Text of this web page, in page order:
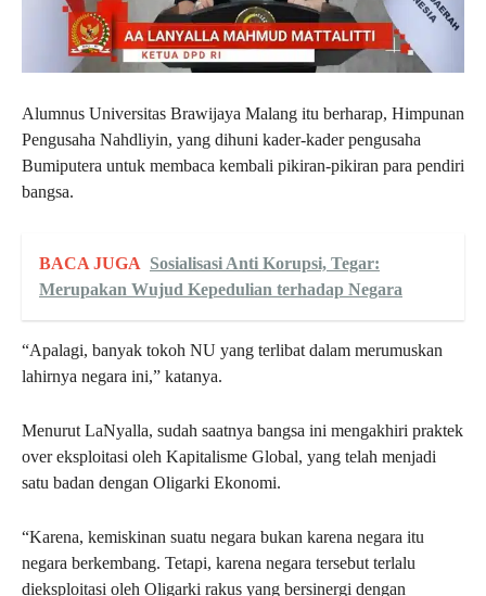
Alumnus Universitas Brawijaya Malang itu berharap, Himpunan
Pengusaha Nahdliyin, yang dihuni kader-kader pengusaha
Bumiputera untuk membaca kembali pikiran-pikiran para pendiri
bangsa.
BACA JUGA Sosialisasi Anti Korupsi, Tegar:
Merupakan Wujud Kepedulian terhadap Negara
“Apalagi, banyak tokoh NU yang terlibat dalam merumuskan
lahirnya negara ini,” katanya.
Menurut LaNyalla, sudah saatnya bangsa ini mengakhiri praktek
over eksploitasi oleh Kapitalisme Global, yang telah menjadi
satu badan dengan Oligarki Ekonomi.
“Karena, kemiskinan suatu negara bukan karena negara itu
negara berkembang. Tetapi, karena negara tersebut terlalu
dieksploitasi oleh Oligarki rakus yang bersinergi dengan